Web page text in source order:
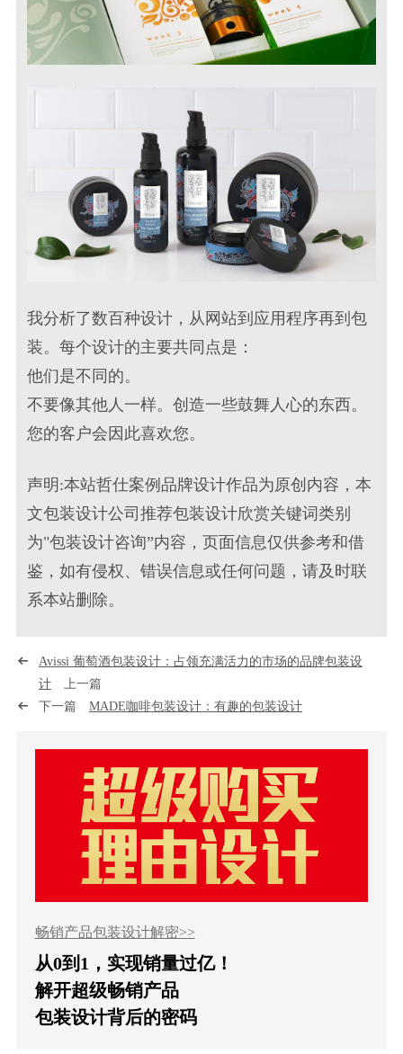
我分析了数百种设计，从网站到应用程序再到包
装。每个设计的主要共同点是：
他们是不同的。
不要像其他人一样。创造一些鼓舞人心的东西。
您的客户会因此喜欢您。
声明:本站哲仕案例品牌设计作品为原创内容，本
文包装设计公司推荐包装设计欣赏关键词类别
为"包装设计咨询”内容，页面信息仅供参考和借
鉴，如有侵权、错误信息或任何问题，请及时联
系本站删除。
Avissi 葡萄酒包装设计：占领充满活力的市场的品牌包装设
计上一篇
下一篇 MADE咖啡包装设计：有趣的包装设计
畅销产品包装设计解密>>
从0到1，实现销量过亿！
解开超级畅销产品
包装设计背后的密码